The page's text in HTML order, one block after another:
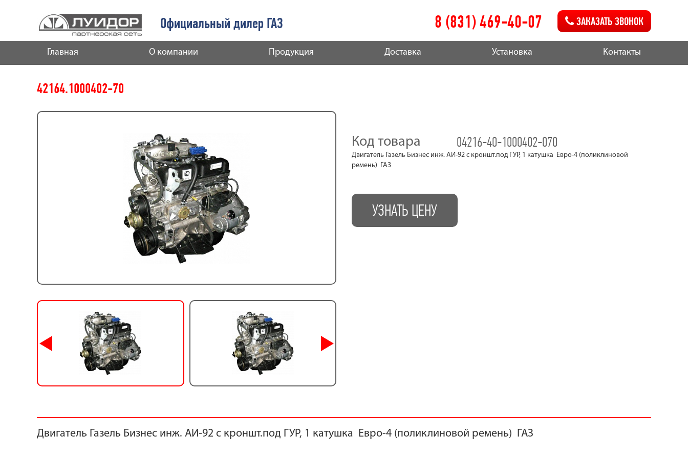
Официальный дилер ГАЗ ЗАКАЗАТЬ ЗВОНОК
8 (831) 469-40-07
Главная О компании Продукция Доставка Установка Контакты
42164.1000402-70
Код товара 04216-40-1000402-070
Двигатель Газель Бизнес инж. АИ-92 с кроншт.под ГУР, 1 катушка Евро-4 (поликлиновой
ремень) ГАЗ
УЗНАТЬ ЦЕНУ
Двигатель Газель Бизнес инж. АИ-92 с кроншт.под ГУР, 1 катушка Евро-4 (поликлиновой ремень) ГАЗ